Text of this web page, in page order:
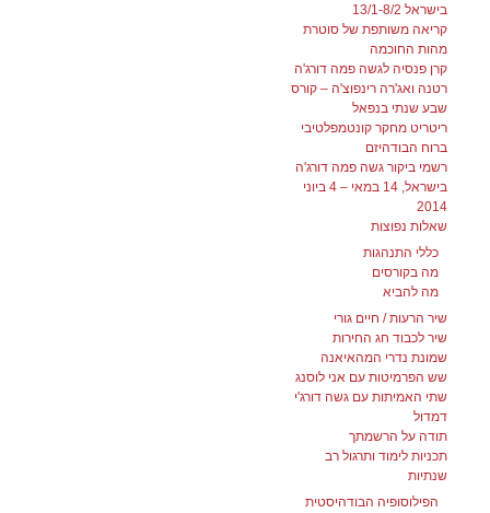
בישראל 13/1-8/2
קריאה משותפת של סוטרת
מהות החוכמה
קרן פנסיה לגשה פמה דורג'ה
רטנה ואג'רה רינפוצ'ה – קורס
שבע שנתי בנפאל
ריטריט מחקר קונטמפלטיבי
ברוח הבודהיזם
רשמי ביקור גשה פמה דורג'ה
בישראל, 14 במאי – 4 ביוני
2014
שאלות נפוצות
כללי התנהגות
מה בקורסים
מה להביא
שיר הרעות / חיים גורי
שיר לכבוד חג החירות
שמונת נדרי המהאיאנה
שש הפרמיטות עם אני לוסנג
שתי האמיתות עם גשה דורג'י
דמדול
תודה על הרשמתך
תכניות לימוד ותרגול רב
שנתיות
הפילוסופיה הבודהיסטית